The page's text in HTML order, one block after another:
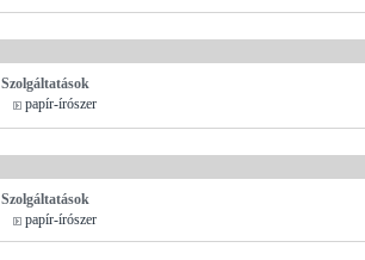
Szolgáltatások
papír-írószer
Szolgáltatások
papír-írószer